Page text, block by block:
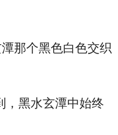
个黑色白色交织
黑水玄潭中始终